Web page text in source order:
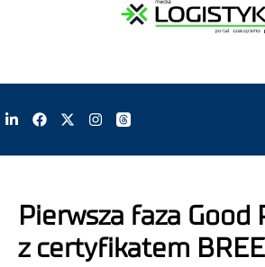
Pierwsza faza Good
z certyfikatem